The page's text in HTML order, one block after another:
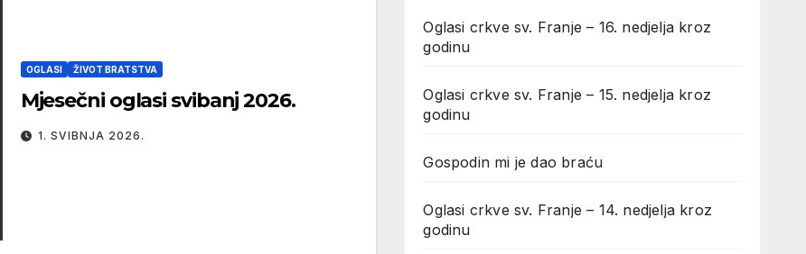
OGLASI ŽIVOT BRATSTVA
Mjesečni oglasi svibanj 2026.
1. SVIBNJA 2026.
Oglasi crkve sv. Franje – 16. nedjelja kroz
godinu
Oglasi crkve sv. Franje – 15. nedjelja kroz
godinu
Gospodin mi je dao braću
Oglasi crkve sv. Franje – 14. nedjelja kroz
godinu